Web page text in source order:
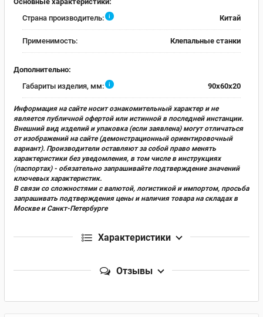
Страна производитель:
i Китай
Применимость: Клепальные станки
Дополнительно:
Габариты изделия, мм:
i 90x60x20
Информация на сайте носит ознакомительный характер и не
является публичной офертой или истинной в последней инстанции.
Внешний вид изделий и упаковка (если заявлена) могут отличаться
от изображений на сайте (демонстрационный ориентировочный
вариант). Производители оставляют за собой право менять
характеристики без уведомления, в том числе в инструкциях
(паспортах) - обязательно запрашивайте подтверждение значений
ключевых характеристик.
В связи со сложностями с валютой, логистикой и импортом, просьба
запрашивать подтверждения цены и наличия товара на складах в
Москве и Санкт-Петербурге
Характеристики
Отзывы